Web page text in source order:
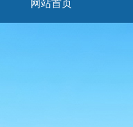
网站首页